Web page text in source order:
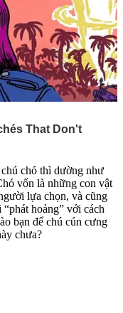
chó thì dường như
vốn là những con vật
lựa chọn, và cũng
hoảng” với cách
bạn để chú cún cưng
chưa?